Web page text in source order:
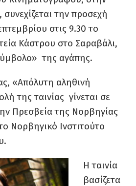
την προσεχή
στις 9.30 το
Κάστρου στο Σαραβάλι,
της αγάπης.
«Απόλυτη αληθινή
της ταινίας γίνεται σε
Πρεσβεία της Νορβηγίας
Νορβηγικό Ινστιτούτο
Η ταινία
βασίζετα